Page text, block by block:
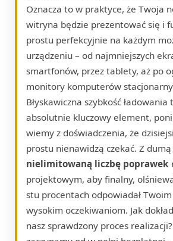
Oznacza to w praktyce, że Twoja
witryna będzie prezentować się i
prostu perfekcyjnie na każdym
urządzeniu – od najmniejszych
smartfonów, przez tablety, aż po
monitory komputerów
Błyskawiczna szybkość ładowania
absolutnie kluczowy element,
wiemy z doświadczenia, że
prostu nienawidzą czekać. Z
nielimitowaną liczbę poprawek
projektowym, aby finalny,
stu procentach odpowiadał
wysokim oczekiwaniom. Jak
nasz sprawdzony proces